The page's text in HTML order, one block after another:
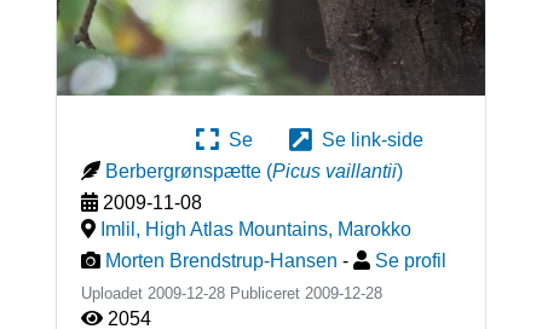
Se
Se link-side
Berbergrønspætte (Picus vaillantii)
2009-11-08
Imlil, High Atlas Mountains, Marokko
Morten Brendstrup-Hansen - Se profil
Uploadet 2009-12-28 Publiceret 2009-12-28
2054